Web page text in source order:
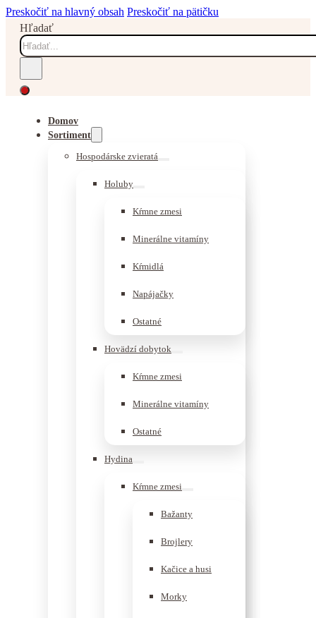
Preskočiť na hlavný obsah Preskočiť na pätičku
Hľadať
Domov
Sortiment
Hospodárske zvieratá
Holuby
Kŕmne zmesi
Minerálne vitamíny
Kŕmidlá
Napájačky
Ostatné
Hovädzí dobytok
Kŕmne zmesi
Minerálne vitamíny
Ostatné
Hydina
Kŕmne zmesi
Bažanty
Brojlery
Kačice a husi
Morky